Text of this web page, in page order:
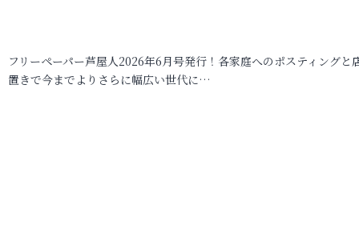
フリーペーパー芦屋人2026年6月号発行！各家庭へのポスティングと
置きで今までよりさらに幅広い世代に…